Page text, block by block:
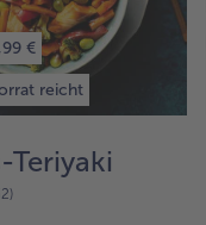
€
reicht
Teriyaki